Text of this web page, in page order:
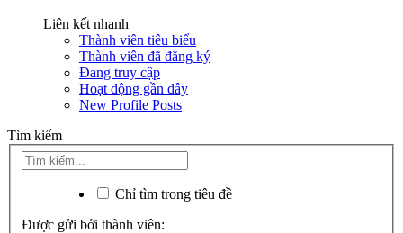
Liên kết nhanh
Thành viên tiêu biểu
Thành viên đã đăng ký
Đang truy cập
Hoạt động gần đây
New Profile Posts
Tìm kiếm
Chỉ tìm trong tiêu đề
Được gửi bởi thành viên: